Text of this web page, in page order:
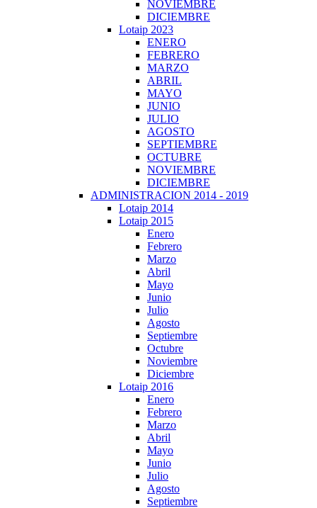
NOVIEMBRE
DICIEMBRE
Lotaip 2023
ENERO
FEBRERO
MARZO
ABRIL
MAYO
JUNIO
JULIO
AGOSTO
SEPTIEMBRE
OCTUBRE
NOVIEMBRE
DICIEMBRE
ADMINISTRACION 2014 - 2019
Lotaip 2014
Lotaip 2015
Enero
Febrero
Marzo
Abril
Mayo
Junio
Julio
Agosto
Septiembre
Octubre
Noviembre
Diciembre
Lotaip 2016
Enero
Febrero
Marzo
Abril
Mayo
Junio
Julio
Agosto
Septiembre